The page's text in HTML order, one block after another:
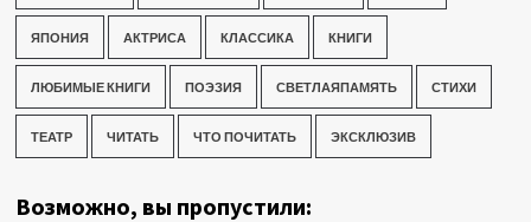
ЯПОНИЯ АКТРИСА КЛАССИКА КНИГИ
ЛЮБИМЫЕ КНИГИ ПОЭЗИЯ СВЕТЛАЯПАМЯТЬ СТИХИ
ТЕАТР ЧИТАТЬ ЧТО ПОЧИТАТЬ ЭКСКЛЮЗИВ
Возможно, вы пропустили: